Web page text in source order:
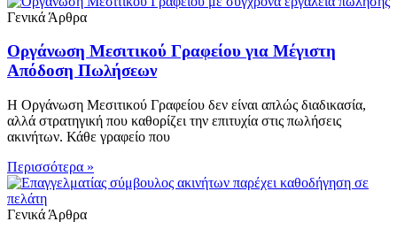
Γενικά Άρθρα
Οργάνωση Μεσιτικού Γραφείου για Μέγιστη
Απόδοση Πωλήσεων
Η Οργάνωση Μεσιτικού Γραφείου δεν είναι απλώς διαδικασία,
αλλά στρατηγική που καθορίζει την επιτυχία στις πωλήσεις
ακινήτων. Κάθε γραφείο που
Περισσότερα »
Γενικά Άρθρα